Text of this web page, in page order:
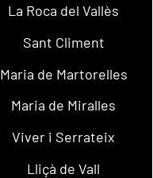
La Roca del Vallès
Sant Climent
Maria de Martorelles
Maria de Miralles
Viver i Serrateix
Lliçà de Vall